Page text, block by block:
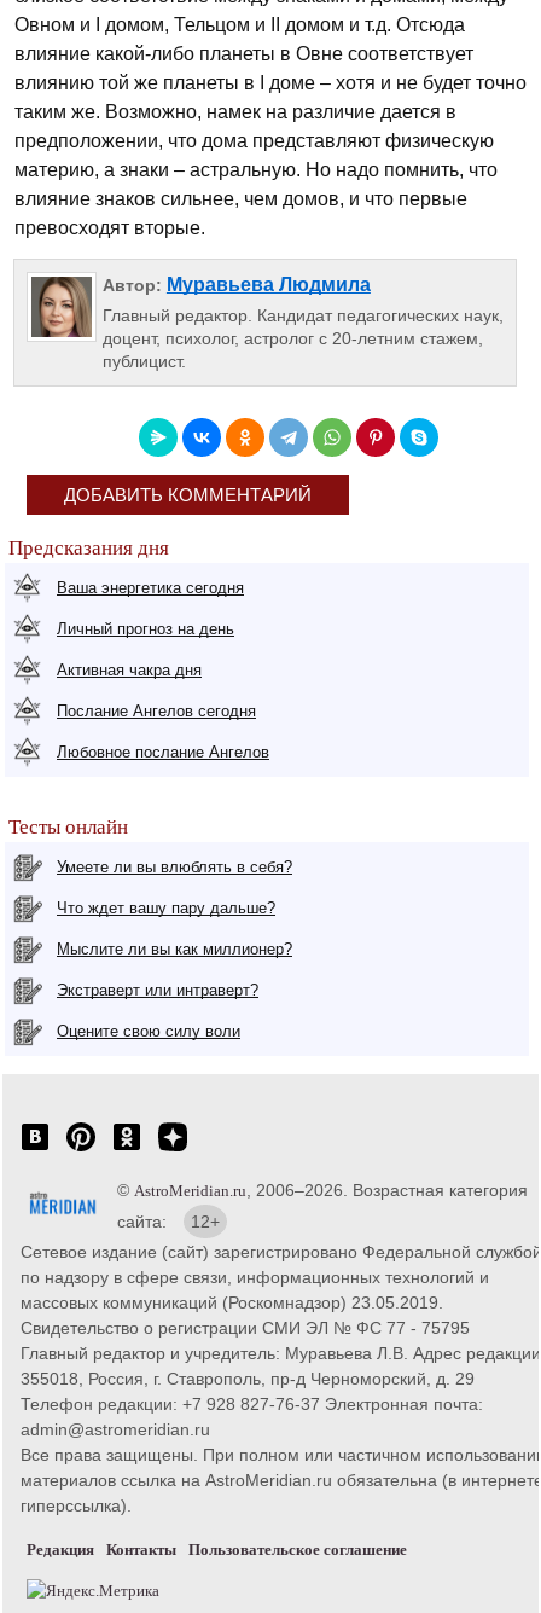
Овном и I домом, Тельцом и II домом и т.д. Отсюда
влияние какой-либо планеты в Овне соответствует
влиянию той же планеты в I доме – хотя и не будет точно
таким же. Возможно, намек на различие дается в
предположении, что дома представляют физическую
материю, а знаки – астральную. Но надо помнить, что
влияние знаков сильнее, чем домов, и что первые
превосходят вторые.
Автор: Муравьева Людмила
Главный редактор. Кандидат педагогических наук,
доцент, психолог, астролог с 20-летним стажем,
публицист.
ДОБАВИТЬ КОММЕНТАРИЙ
Предсказания дня
Ваша энергетика сегодня
Личный прогноз на день
Активная чакра дня
Послание Ангелов сегодня
Любовное послание Ангелов
Тесты онлайн
Умеете ли вы влюблять в себя?
Что ждет вашу пару дальше?
Мыслите ли вы как миллионер?
Экстраверт или интраверт?
Оцените свою силу воли
© AstroMeridian.ru , 2006–2026. Возрастная категория
сайта:
12+
Сетевое издание (сайт) зарегистрировано Федеральной службой
по надзору в сфере связи, информационных технологий и
массовых коммуникаций (Роскомнадзор) 23.05.2019.
Свидетельство о регистрации СМИ ЭЛ № ФС 77 - 75795
Главный редактор и учредитель: Муравьева Л.В. Адрес
355018, Россия, г. Ставрополь, пр-д Черноморский, д. 29
Телефон редакции: +7 928 827-76-37 Электронная почта:
admin@astromeridian.ru
Все права защищены. При полном или частичном
материалов ссылка на AstroMeridian.ru обязательна (в
гиперссылка).
Редакция Контакты Пользовательское соглашение